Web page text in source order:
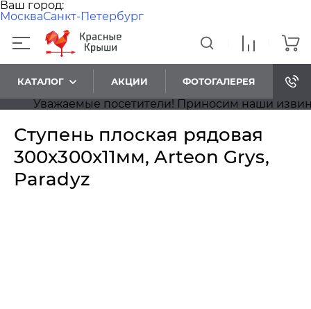
Ваш город:
МоскваСанкт-Петербург
КАТАЛОГ АКЦИИ ФОТОГАЛЕРЕЯ
Уважаемые посетители! Приносим наши
Ступень плоская рядовая
300x300x11мм, Arteon Grys,
Paradyz